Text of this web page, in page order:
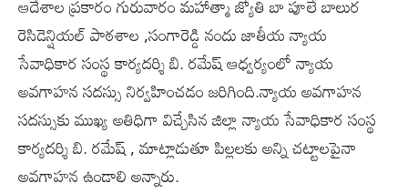
రెసిడెన్షియల్ పాఠశాల ,సంగారెడ్డి నందు జాతీయ న్యాయ
సేవాధికార సంస్థ కార్యదర్శి బి. రమేష్ ఆధ్వర్యంలో న్యాయ
అవగాహన సదస్సు నిర్వహించడం జరిగింది.న్యాయ అవగాహన
సదస్సుకు ముఖ్య అతిధిగా విచ్చేసిన జిల్లా న్యాయ సేవాధికార సంస్థ
కార్యదర్శి బి. రమేష్ , మాట్లాడుతూ పిల్లలకు అన్ని చ‌ట్టాల‌పైనా
అవగాహన‌ ఉండాలి అన్నారు.